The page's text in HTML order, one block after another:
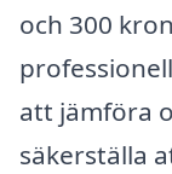
och 300
att jämföra
säkerställa